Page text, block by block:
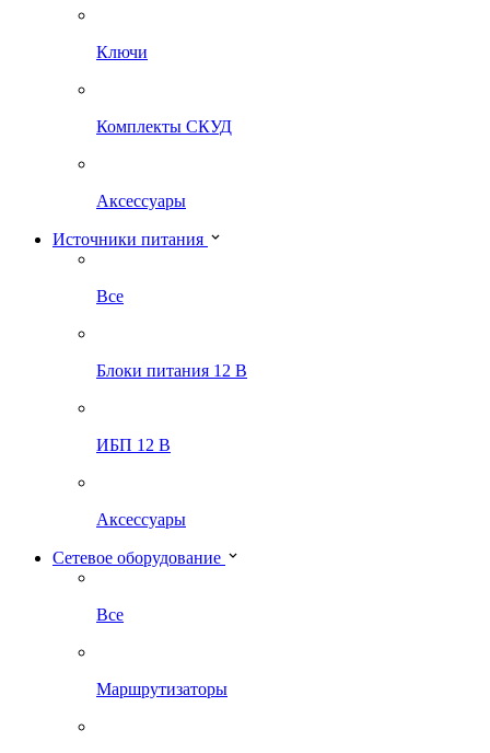
Ключи
Комплекты СКУД
Аксессуары
Источники питания
Все
Блоки питания 12 В
ИБП 12 В
Аксессуары
Сетевое оборудование
Все
Маршрутизаторы